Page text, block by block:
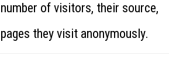
of visitors, their source,
they visit anonymously.